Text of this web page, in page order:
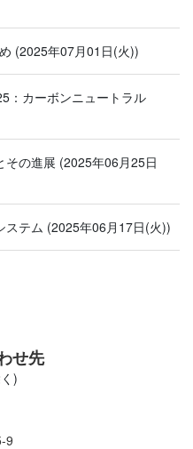
(2025年07月01日(火))
：カーボンニュートラル
その進展 (2025年06月25日
ステム (2025年06月17日(火))
せ先
)
9